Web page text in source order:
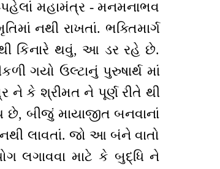
મહામંત્ર - મનમનાભવ
નથી રાખતાં. ભક્તિમાર્ગ
કિનારે થવું, આ ડર રહે છે.
ગયો ઉલ્ટાનું પુરુષાર્થ માં
ને કે શ્રીમત ને પૂર્ણ રીતે થી
છે, બીજું માયાજીત બનવાનાં
લાવતાં. જો આ બંને વાતો
લગાવવા માટે કે બુદ્ધિ ને